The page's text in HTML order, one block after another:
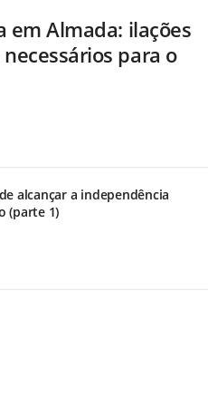
em Almada: ilações
para o
alcançar a independência
(parte 1)